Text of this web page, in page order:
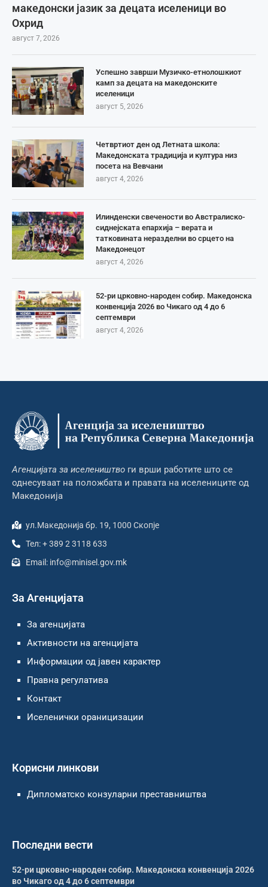
македонски јазик за децата иселеници во
Охрид
август 7, 2026
Успешно заврши Музичко-етнолошкиот
камп за децата на македонските
иселеници
август 5, 2026
Четвртиот ден од Летната школа:
Македонската традиција и култура низ
посета на Вевчани
август 4, 2026
Илинденски свечености во Австралиско-
сиднејската епархија – верата и
татковината неразделни во срцето на
Македонецот
август 4, 2026
52-ри црковно-народен собир. Македонска
конвенција 2026 во Чикаго од 4 до 6
септември
август 4, 2026
Агенцијата за иселеништво ги врши работите што се
однесуваат на положбата и правата на иселениците од
Македонија
ул.Македонија бр. 19, 1000 Скопје
Тел: + 389 2 3118 633
Email: info@minisel.gov.mk
За Агенцијата
За агенцијата
Активности на агенцијата
Информации од јавен карактер
Правна регулатива
Контакт
Иселенички ораницизации
Корисни линкови
Дипломатско конзуларни преставништва
Последни вести
52-ри црковно-народен собир. Македонска конвенција 2026
во Чикаго од 4 до 6 септември